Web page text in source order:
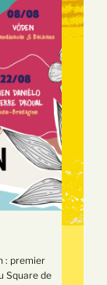
: premier
Square de